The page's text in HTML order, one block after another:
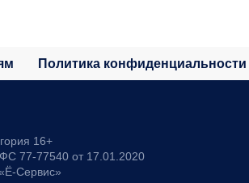
Политика конфиденциальности
16+
77-77540 от 17.01.2020
Сервис»